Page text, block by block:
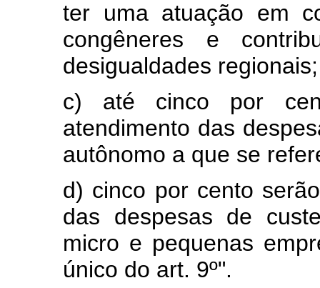
ter uma atuação em
congêneres e
desigualdades regionais;
c) até cinco por
atendimento das
autônomo a que se
d) cinco por cento
das despesas de
micro e pequenas
único do art. 9º".